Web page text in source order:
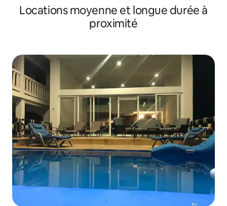
Locations moyenne et longue durée à
proximité